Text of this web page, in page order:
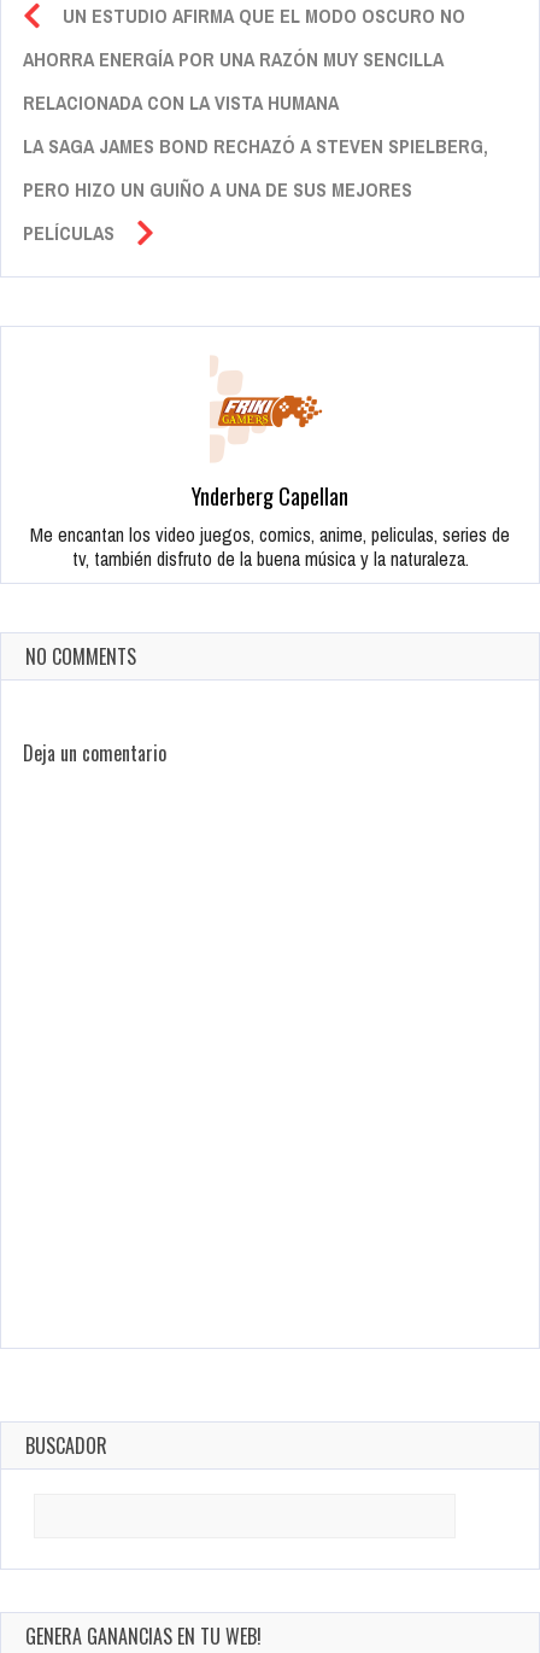
UN ESTUDIO AFIRMA QUE EL MODO OSCURO NO
AHORRA ENERGÍA POR UNA RAZÓN MUY SENCILLA
RELACIONADA CON LA VISTA HUMANA
LA SAGA JAMES BOND RECHAZÓ A STEVEN SPIELBERG,
PERO HIZO UN GUIÑO A UNA DE SUS MEJORES
PELÍCULAS
Ynderberg Capellan
Me encantan los video juegos, comics, anime, peliculas, series de
tv, también disfruto de la buena música y la naturaleza.
NO COMMENTS
Deja un comentario
BUSCADOR
GENERA GANANCIAS EN TU WEB!